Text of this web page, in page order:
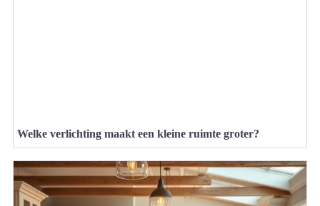
Welke verlichting maakt een kleine ruimte groter?